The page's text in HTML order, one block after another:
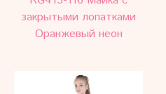
закрытыми лопатками
Оранжевый неон